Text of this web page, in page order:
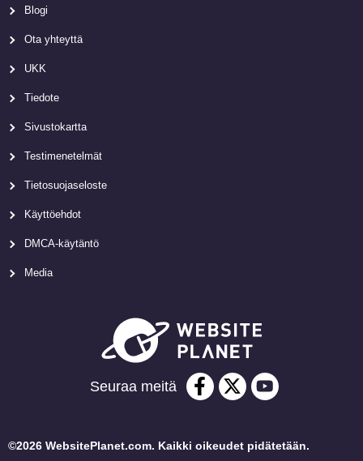
Blogi
Ota yhteyttä
UKK
Tiedote
Sivustokartta
Testimenetelmät
Tietosuojaseloste
Käyttöehdot
DMCA-käytäntö
Media
Seuraa meitä
©2026 WebsitePlanet.com. Kaikki oikeudet pidätetään.